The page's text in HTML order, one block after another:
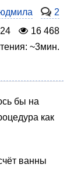
2
16 468
~3мин.
бы на
как
ванны